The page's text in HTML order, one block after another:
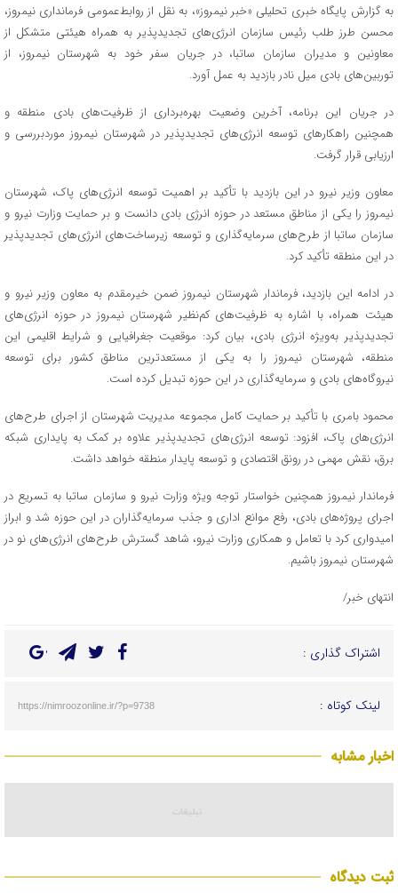
به گزارش پایگاه خبری تحلیلی «خبر نیمروز»، به نقل از روابط‌عمومی فرمانداری نیمروز،
محسن طرز طلب رئیس سازمان انرژی‌های تجدیدپذیر به همراه هیئتی متشکل از
معاونین و مدیران سازمان ساتبا، در جریان سفر خود به شهرستان نیمروز، از
توربین‌های بادی میل نادر بازدید به عمل آورد.
در جریان این برنامه، آخرین وضعیت بهره‌برداری از ظرفیت‌های بادی منطقه و
همچنین راهکارهای توسعه انرژی‌های تجدیدپذیر در شهرستان نیمروز موردبررسی و
ارزیابی قرار گرفت.
معاون وزیر نیرو در این بازدید با تأکید بر اهمیت توسعه انرژی‌های پاک، شهرستان
نیمروز را یکی از مناطق مستعد در حوزه انرژی بادی دانست و بر حمایت وزارت نیرو و
سازمان ساتبا از طرح‌های سرمایه‌گذاری و توسعه زیرساخت‌های انرژی‌های تجدیدپذیر
در این منطقه تأکید کرد.
در ادامه این بازدید، فرماندار شهرستان نیمروز ضمن خیرمقدم به معاون وزیر نیرو و
هیئت همراه، با اشاره به ظرفیت‌های کم‌نظیر شهرستان نیمروز در حوزه انرژی‌های
تجدیدپذیر به‌ویژه انرژی بادی، بیان کرد: موقعیت جغرافیایی و شرایط اقلیمی این
منطقه، شهرستان نیمروز را به یکی از مستعدترین مناطق کشور برای توسعه
نیروگاه‌های بادی و سرمایه‌گذاری در این حوزه تبدیل کرده است.
محمود بامری با تأکید بر حمایت کامل مجموعه مدیریت شهرستان از اجرای طرح‌های
انرژی‌های پاک، افزود: توسعه انرژی‌های تجدیدپذیر علاوه بر کمک به پایداری شبکه
برق، نقش مهمی در رونق اقتصادی و توسعه پایدار منطقه خواهد داشت.
فرماندار نیمروز همچنین خواستار توجه ویژه وزارت نیرو و سازمان ساتبا به تسریع در
اجرای پروژه‌های بادی، رفع موانع اداری و جذب سرمایه‌گذاران در این حوزه شد و ابراز
امیدواری کرد با تعامل و همکاری وزارت نیرو، شاهد گسترش طرح‌های انرژی‌های نو در
شهرستان نیمروز باشیم.
انتهای خبر/
اشتراک گذاری :
لینک کوتاه : https://nimroozonline.ir/?p=9738
اخبار مشابه
ثبت دیدگاه